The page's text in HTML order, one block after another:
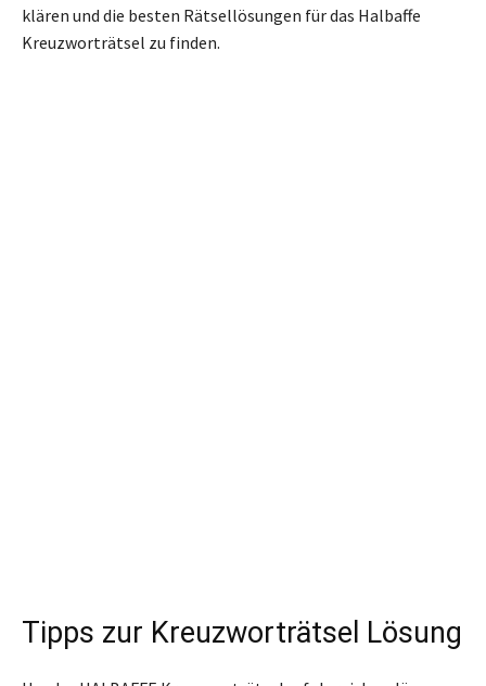
klären und die besten Rätsellösungen für das Halbaffe
Kreuzworträtsel zu finden.
Tipps zur Kreuzworträtsel Lösung